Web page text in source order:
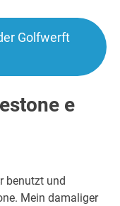
Golfwerft
e
benutzt und
Mein damaliger